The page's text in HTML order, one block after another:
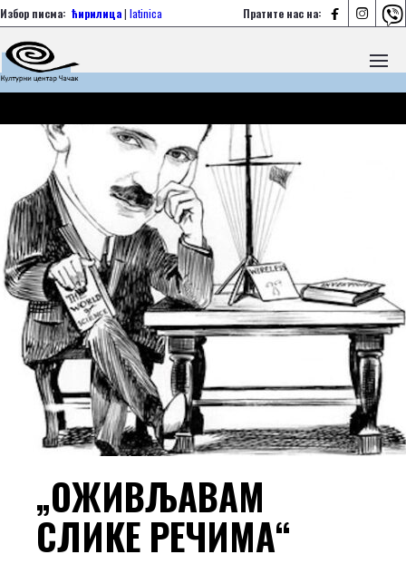
Пратите нас на:   
Избор писма: ћирилица| latinica
„ОЖИВЉАВАМ
СЛИКЕ РЕЧИМА“